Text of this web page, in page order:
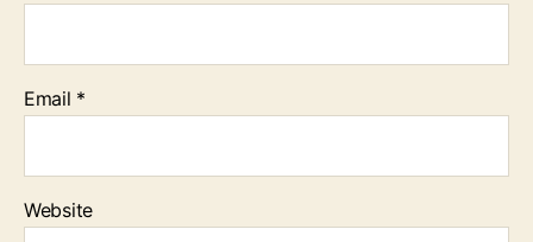
Email *
Website